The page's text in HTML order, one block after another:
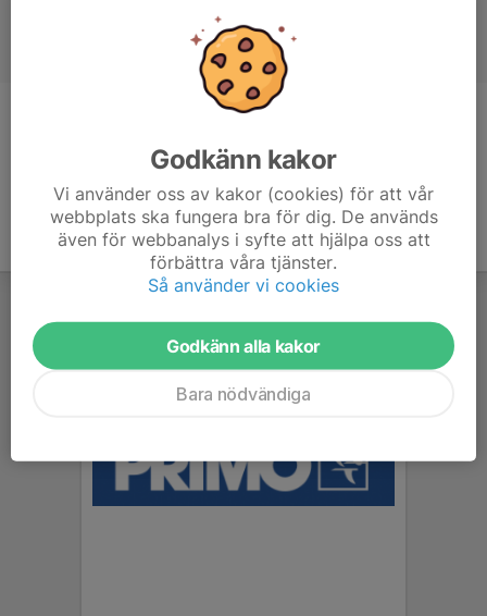
Godkänn kakor
Vi använder oss av kakor (cookies) för att vår
webbplats ska fungera bra för dig. De används
även för webbanalys i syfte att hjälpa oss att
förbättra våra tjänster.
Så använder vi cookies
Godkänn alla kakor
Bara nödvändiga